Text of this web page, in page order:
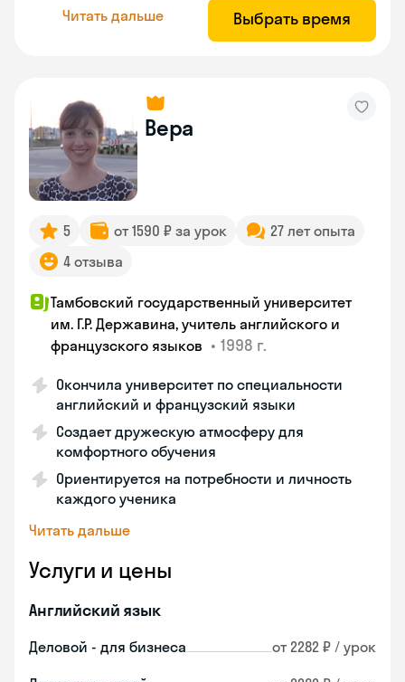
Читать дальше Выбрать время
Вера
5 от 1590 ₽ за урок
27 лет опыта
4 отзыва
Тамбовский государственный университет
им. Г.Р. Державина, учитель английского и
французского языков • 1998 г.
Окончила университет по специальности
английский и французский языки
Создает дружескую атмосферу для
комфортного обучения
Ориентируется на потребности и личность
каждого ученика
Читать дальше
Услуги и цены
Английский язык
Деловой - для бизнеса от 2282 ₽ / урок